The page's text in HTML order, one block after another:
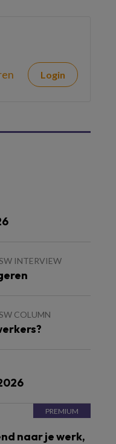
Login
INTERVIEW
COLUMN
naar je werk,